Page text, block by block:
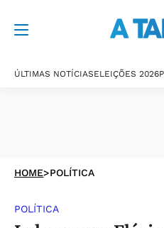
ÚLTIMAS NOTÍCIASELEIÇÕES 2026
HOME>POLÍTICA
POLÍTICA